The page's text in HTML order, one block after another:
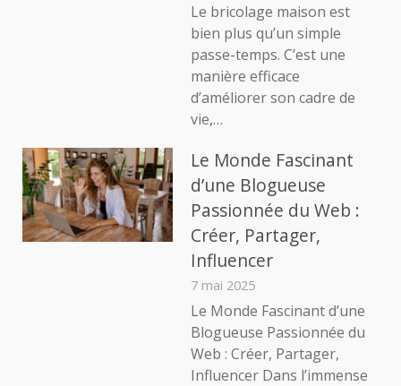
Le bricolage maison est
bien plus qu’un simple
passe-temps. C’est une
manière efficace
d’améliorer son cadre de
vie,…
Le Monde Fascinant
d’une Blogueuse
Passionnée du Web :
Créer, Partager,
Influencer
7 mai 2025
Le Monde Fascinant d’une
Blogueuse Passionnée du
Web : Créer, Partager,
Influencer Dans l’immense